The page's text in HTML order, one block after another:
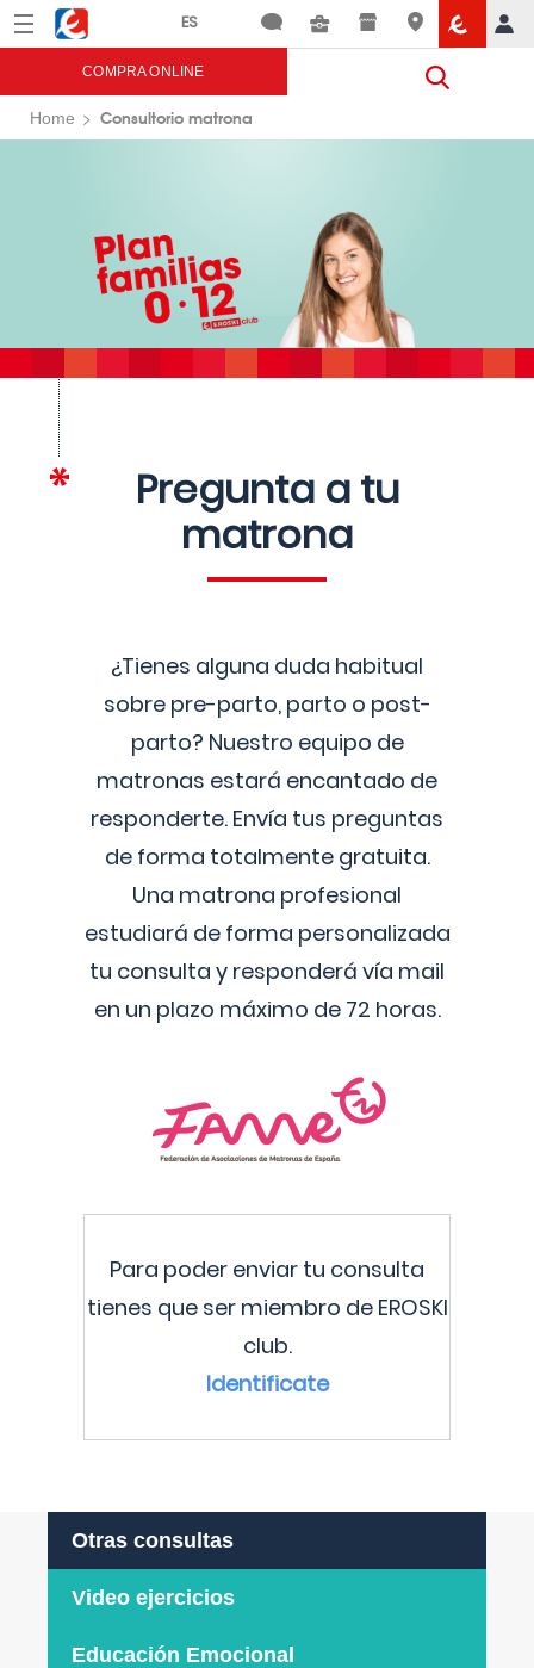
Menú Eroski
COMPRA ONLINE
Home Consultorio matrona
Pregunta a tu
matrona
¿Tienes alguna duda habitual
sobre pre-parto, parto o post-
parto? Nuestro equipo de
matronas estará encantado de
responderte. Envía tus preguntas
de forma totalmente gratuita.
Una matrona profesional
estudiará de forma personalizada
tu consulta y responderá vía mail
en un plazo máximo de 72 horas.
Para poder enviar tu consulta
tienes que ser miembro de EROSKI
club.
Identificate
Otras consultas
Video ejercicios
Educación Emocional